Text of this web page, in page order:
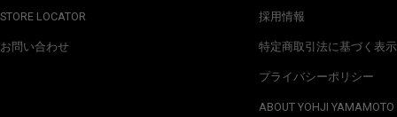
STORE LOCATOR
お問い合わせ
採用情報
特定商取引法に基づく表示
プライバシーポリシー
ABOUT YOHJI YAMAMOTO